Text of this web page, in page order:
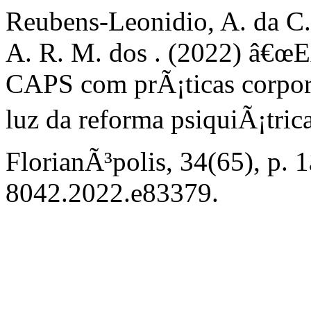
Reubens-Leonidio, A. da
A. R. M. dos . (2022)
CAPS com prÃ¡ticas
luz da reforma
FlorianÃ³polis, 34(65), p.
8042.2022.e83379.